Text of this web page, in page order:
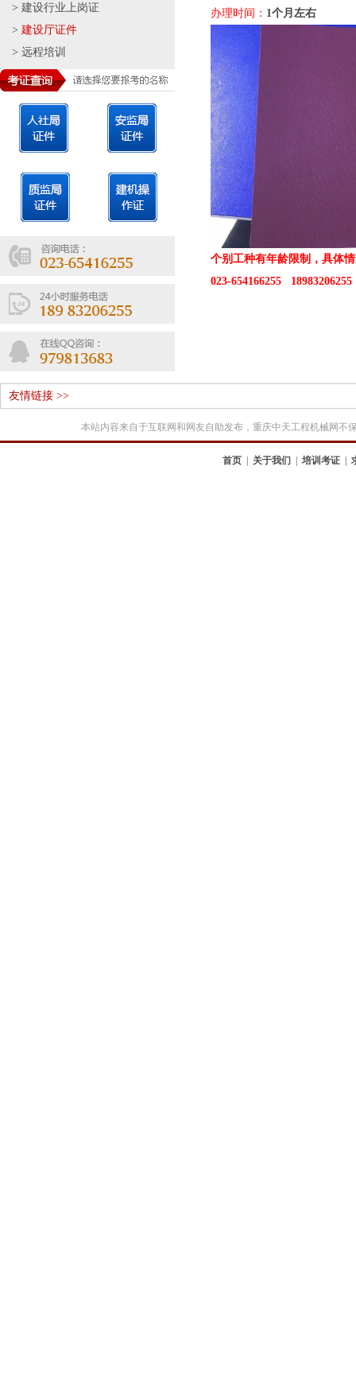
> 建设行业上岗证
> 建设厅证件
> 远程培训
办理时间： 1个月左右
个别工种有年龄限制，具体
023-654166255 18983206255
友情链接 >>
本站内容来自于互联网和网友自助发布，重庆中天工程机械网
首页 关于我们 培训考证